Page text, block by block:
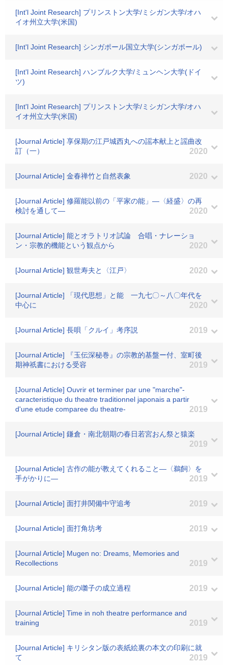
[Int'l Joint Research] プリンストン大学/ミシガン大学/オハ
イオ州立大学(米国)
[Int'l Joint Research] シンガポール国立大学(シンガポール)
[Int'l Joint Research] ハンブルク大学/ミュンヘン大学(ドイ
ツ)
[Int'l Joint Research] プリンストン大学/ミシガン大学/オハ
イオ州立大学(米国)
[Journal Article] 享保期の江戸城西丸への謡本献上と謡曲改
訂（一）
2020
[Journal Article] 金春禅竹と自然表象 2020
[Journal Article] 修羅能以前の「平家の能」―〈経盛〉の再
検討を通して―
2020
[Journal Article] 能とオラトリオ試論 合唱・ナレーショ
ン・宗教的機能という観点から
2020
[Journal Article] 観世寿夫と〈江戸〉 2020
[Journal Article] 「現代思想」と能 一九七〇～八〇年代を
中心に
2020
[Journal Article] 長唄「クルイ」考序説 2019
[Journal Article] 『玉伝深秘巻』の宗教的基盤ー付、室町後
期神祇書における受容
2019
[Journal Article] Ouvrir et terminer par une "marche"-
caracteristique du theatre traditionnel japonais a partir
d'une etude comparee du theatre-
2019
[Journal Article] 鎌倉・南北朝期の春日若宮おん祭と猿楽
2019
[Journal Article] 古作の能が教えてくれること―〈鵜飼〉を
手がかりに―
2019
[Journal Article] 面打井関備中守追考 2019
[Journal Article] 面打角坊考 2019
[Journal Article] Mugen no: Dreams, Memories and
Recollections
2019
[Journal Article] 能の囃子の成立過程 2019
[Journal Article] Time in noh theatre performance and
training
2019
[Journal Article] キリシタン版の表紙絵裏の本文の印刷に就
て
2019